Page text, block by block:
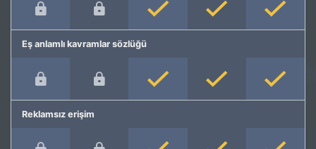
Eş anlamlı kavramlar sözlüğü
Reklamsız erişim